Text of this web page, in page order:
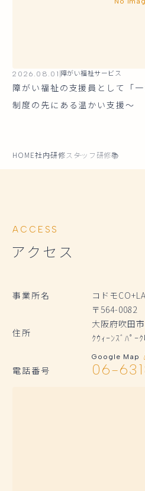
2026.08.01 障がい福祉サービス
障がい福祉の支援員として「
制度の先にある温かい支援～
HOME社内研修スタッフ研修📚
ACCESS
アクセス
事業所名 コドモ
住所
〒564-0082
大阪府吹田
ｸｳｨｰﾝｽﾞﾊﾟｰ
Google Map
電話番号 06-